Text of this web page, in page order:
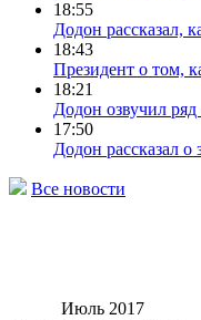
18:55
Додон рассказал,
18:43
Президент о том,
18:21
Додон озвучил
17:50
Додон рассказал
Все новости
Июль 2017